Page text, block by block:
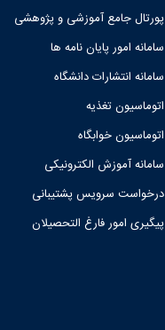
پورتال جامع آموزشی و پژوهشی
سامانه امور پایان نامه ها
سامانه انتشارات دانشگاه
اتوماسیون تغذیه
اتوماسیون خوابگاه
سامانه آموزش الکترونیکی
درخواست سرویس پشتیبانی
پیگیری امور فارغ التحصیلان